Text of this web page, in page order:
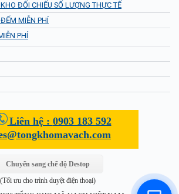
ĐỐI CHIẾU SỐ LƯỢNG THỰC TẾ
MIỄN PHÍ
PHÍ
Liên hệ : 0903 183 592
Chuyển sang chế độ Destop
(Tối ưu cho trình duyệt điện thoại)